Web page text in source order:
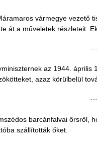
vármegye vezető
át a műveletek részleteit.
az 1944.
azaz körülbelül
barcánfalvai őrsről,
szállították őket.